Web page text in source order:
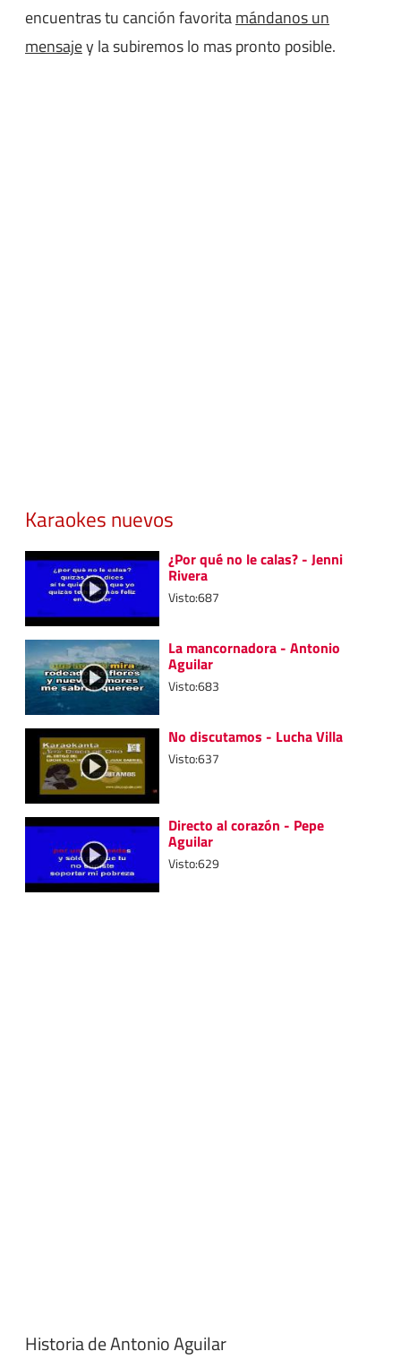
encuentras tu canción favoritamándanos un
mensajey la subiremos lo mas pronto posible.
Karaokes nuevos
¿Por qué no le calas? - Jenni
Rivera
Visto:687
La mancornadora - Antonio
Aguilar
Visto:683
No discutamos - Lucha Villa
Visto:637
Directo al corazón - Pepe
Aguilar
Visto:629
Historia de Antonio Aguilar